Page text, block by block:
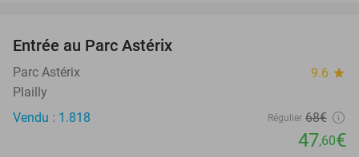
Entrée au Parc Astérix
Parc Astérix 9.6 star
Plailly
Vendu : 1.818
Régulier 68€
47,60€